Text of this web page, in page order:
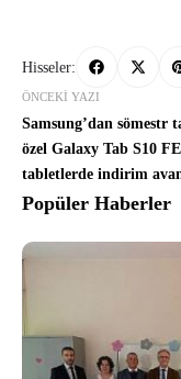
Hisseler:
ÖNCEKI YAZI
Samsung’dan sömestr
özel Galaxy Tab S10 FE
tabletlerde indirim
Popüler Haberler